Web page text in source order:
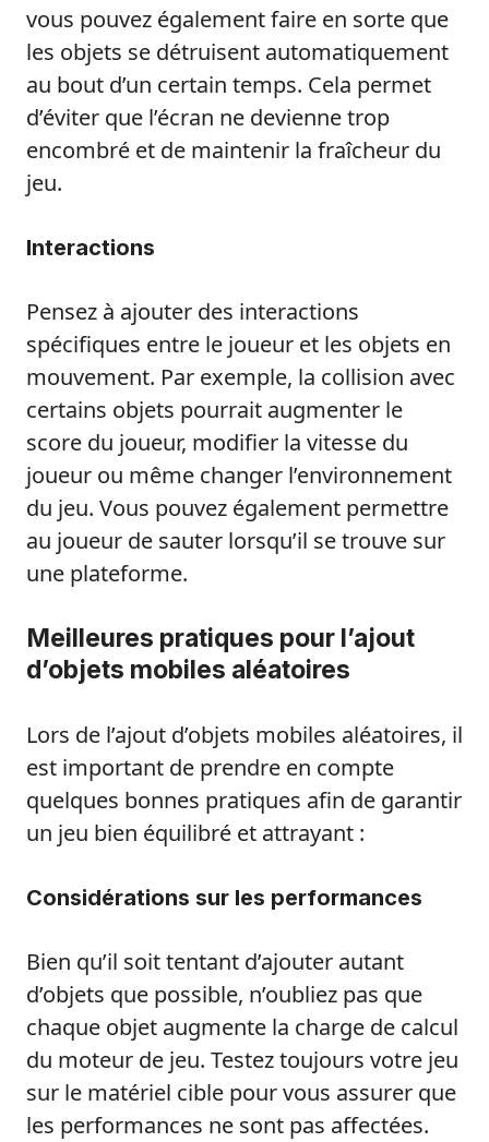
vous pouvez également faire en sorte que
les objets se détruisent automatiquement
au bout d’un certain temps. Cela permet
d’éviter que l’écran ne devienne trop
encombré et de maintenir la fraîcheur du
jeu.
Interactions
Pensez à ajouter des interactions
spécifiques entre le joueur et les objets en
mouvement. Par exemple, la collision avec
certains objets pourrait augmenter le
score du joueur, modifier la vitesse du
joueur ou même changer l’environnement
du jeu. Vous pouvez également permettre
au joueur de sauter lorsqu’il se trouve sur
une plateforme.
Meilleures pratiques pour l’ajout
d’objets mobiles aléatoires
Lors de l’ajout d’objets mobiles aléatoires, il
est important de prendre en compte
quelques bonnes pratiques afin de garantir
un jeu bien équilibré et attrayant :
Considérations sur les performances
Bien qu’il soit tentant d’ajouter autant
d’objets que possible, n’oubliez pas que
chaque objet augmente la charge de calcul
du moteur de jeu. Testez toujours votre jeu
sur le matériel cible pour vous assurer que
les performances ne sont pas affectées.